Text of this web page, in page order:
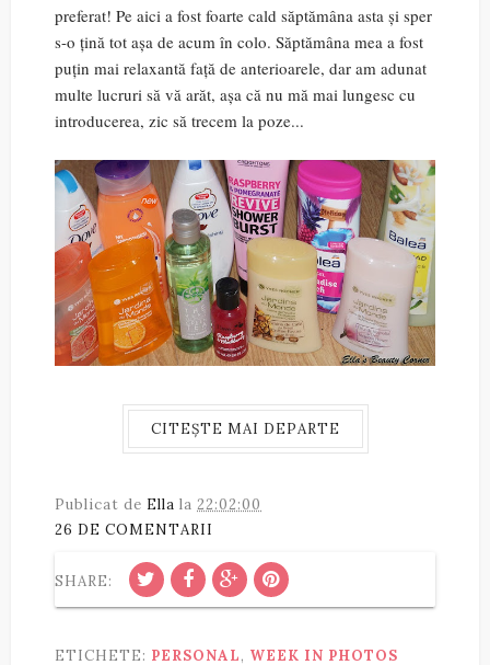
preferat! Pe aici a fost foarte cald săptămâna asta și sper
s-o țină tot așa de acum în colo. Săptămâna mea a fost
puțin mai relaxantă față de anterioarele, dar am adunat
multe lucruri să vă arăt, așa că nu mă mai lungesc cu
introducerea, zic să trecem la poze...
CITEȘTE MAI DEPARTE
Publicat de Ella la 22:02:00
26 DE COMENTARII
SHARE:
ETICHETE: PERSONAL, WEEK IN PHOTOS